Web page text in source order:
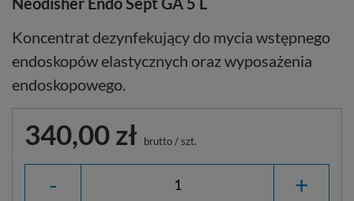
Koncentrat dezynfekujący do mycia wstępnego
endoskopów elastycznych oraz wyposażenia
endoskopowego.
340,00 zł brutto/szt.
- +